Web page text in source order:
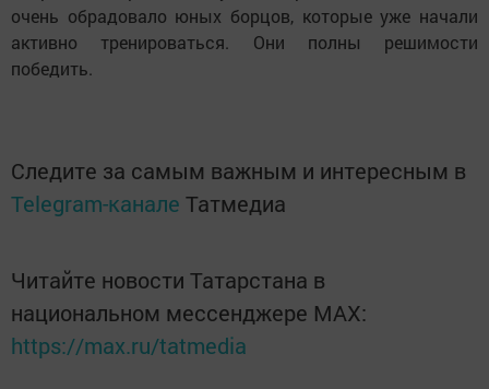
очень обрадовало юных борцов, которые уже начали
активно тренироваться. Они полны решимости
победить.
Следите за самым важным и интересным в
Telegram-канале Татмедиа
Читайте новости Татарстана в
национальном мессенджере MАХ:
https://max.ru/tatmedia